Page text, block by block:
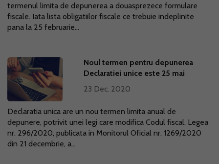
termenul limita de depunerea a douasprezece formulare
fiscale. Iata lista obligatiilor fiscale ce trebuie indeplinite
pana la 25 februarie...
Noul termen pentru depunerea
Declaratiei unice este 25 mai
23 Dec. 2020
Declaratia unica are un nou termen limita anual de
depunere, potrivit unei legi care modifica Codul fiscal. Legea
nr. 296/2020, publicata in Monitorul Oficial nr. 1269/2020
din 21 decembrie, a...